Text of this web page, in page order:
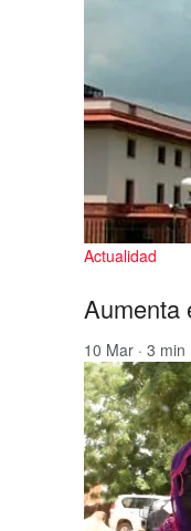
Actualidad
Aumenta
10 Mar · 3 min